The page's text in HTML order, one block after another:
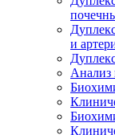
и
Анализ